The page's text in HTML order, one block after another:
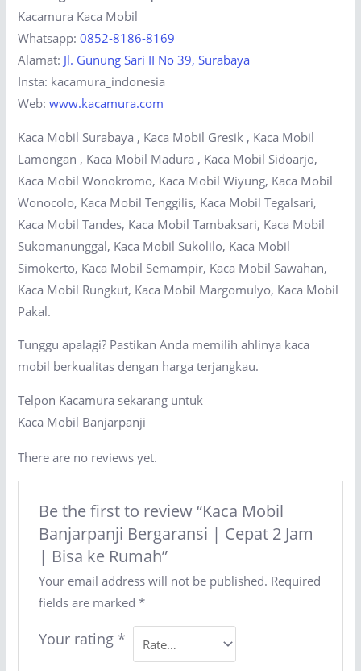
Kacamura Kaca Mobil
Whatsapp:0852-8186-8169
Alamat: Jl. Gunung Sari II No 39, Surabaya
Insta: kacamura_indonesia
Web:www.kacamura.com
Kaca Mobil Surabaya , Kaca Mobil Gresik , Kaca Mobil
Lamongan , Kaca Mobil Madura , Kaca Mobil Sidoarjo,
Kaca Mobil Wonokromo, Kaca Mobil Wiyung, Kaca Mobil
Wonocolo, Kaca Mobil Tenggilis, Kaca Mobil Tegalsari,
Kaca Mobil Tandes, Kaca Mobil Tambaksari, Kaca Mobil
Sukomanunggal, Kaca Mobil Sukolilo, Kaca Mobil
Simokerto, Kaca Mobil Semampir, Kaca Mobil Sawahan,
Kaca Mobil Rungkut, Kaca Mobil Margomulyo, Kaca Mobil
Pakal.
Tunggu apalagi? Pastikan Anda memilih ahlinya kaca
mobil berkualitas dengan harga terjangkau.
Telpon Kacamura sekarang untuk
Kaca Mobil Banjarpanji
There are no reviews yet.
Be the first to review “Kaca Mobil
Banjarpanji Bergaransi | Cepat 2 Jam
| Bisa ke Rumah”
Your email address will not be published. Required
fields are marked *
Your rating *